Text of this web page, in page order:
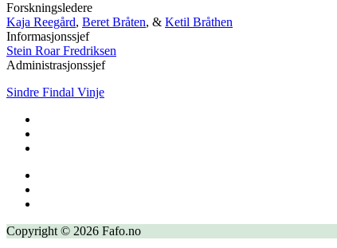
Forskningsledere
Kaja Reegård, Beret Bråten, & Ketil Bråthen
Informasjonssjef
Stein Roar Fredriksen
Administrasjonssjef
Sindre Findal Vinje
Copyright © 2026 Fafo.no